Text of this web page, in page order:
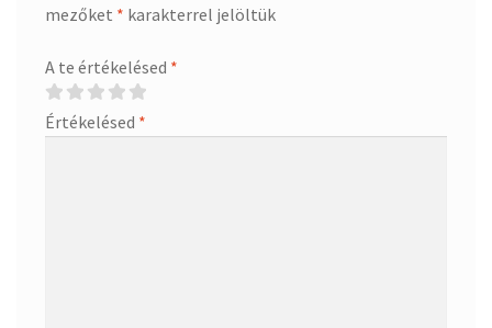
mezőket * karakterrel jelöltük
A te értékelésed *
Értékelésed *